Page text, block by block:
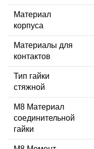
Материал
корпуса
Материалы для
контактов
Тип гайки
стяжной
М8 Материал
соединительной
гайки